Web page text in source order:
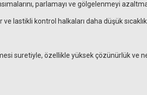
Hoya 82mm Starscape Filtre (Gece
parlamayı ve gölgelenmeyi
lastikli kontrol halkaları daha düşük
suretiyle, özellikle yüksek çözünürlük